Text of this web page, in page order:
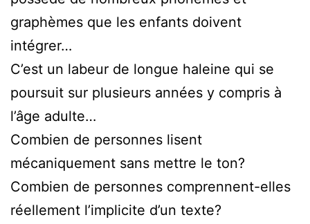
graphèmes que les enfants doivent
intégrer…
C’est un labeur de longue haleine qui se
poursuit sur plusieurs années y compris à
l’âge adulte…
Combien de personnes lisent
mécaniquement sans mettre le ton?
Combien de personnes comprennent-elles
réellement l’implicite d’un texte?